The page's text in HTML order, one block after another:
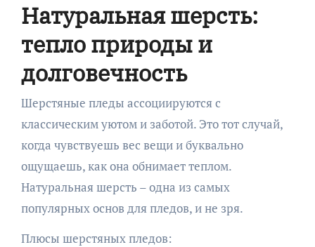
Натуральная шерсть:
тепло природы и
долговечность
Шерстяные пледы ассоциируются с
классическим уютом и заботой. Это тот случай,
когда чувствуешь вес вещи и буквально
ощущаешь, как она обнимает теплом.
Натуральная шерсть – одна из самых
популярных основ для пледов, и не зря.
Плюсы шерстяных пледов: